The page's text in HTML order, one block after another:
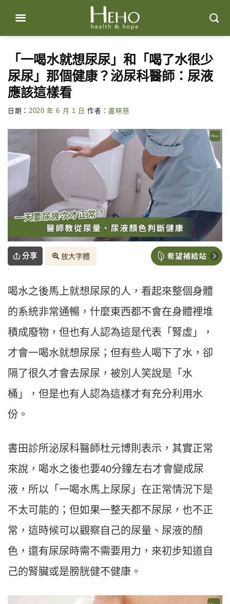
content
「一喝水就想尿尿」和「喝了水很少
尿尿」那個健康？泌尿科醫師：尿液
應該這樣看
日期： 2020 年 6 月 1 日 作者： 盧映慈
分享 放大字體
喝水之後馬上就想尿尿的人，看起來整個身體
的系統非常通暢，什麼東西都不會在身體裡堆
積成廢物，但也有人認為這是代表「腎虛」，
才會一喝水就想尿尿；但有些人喝下了水，卻
隔了很久才會去尿尿，被別人笑說是「水
桶」，但是也有人認為這樣才有充分利用水
份。
書田診所泌尿科醫師杜元博則表示，其實正常
來說，喝水之後也要40分鐘左右才會變成尿
液，所以「一喝水馬上尿尿」在正常情況下是
不太可能的；但如果一整天都不尿尿，也不正
常，這時候可以觀察自己的尿量、尿液的顏
色，還有尿尿時需不需要用力，來初步知道自
己的腎臟或是膀胱健不健康。